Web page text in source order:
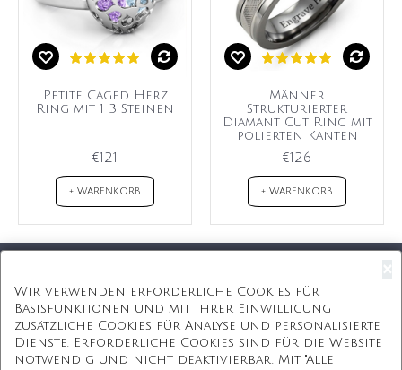
Petite Caged Herz
Ring mit 1 3 Steinen
€121
+ WARENKORB
Männer
Strukturierter
Diamant Cut Ring mit
polierten Kanten
€126
+ WARENKORB
Kostenlose Geschenkbox
Kostenlose Gravur
Wir verwenden erforderliche Cookies für
Basisfunktionen und mit Ihrer Einwilligung
zusätzliche Cookies für Analyse und personalisierte
Dienste. Erforderliche Cookies sind für die Website
notwendig und nicht deaktivierbar. Mit "Alle